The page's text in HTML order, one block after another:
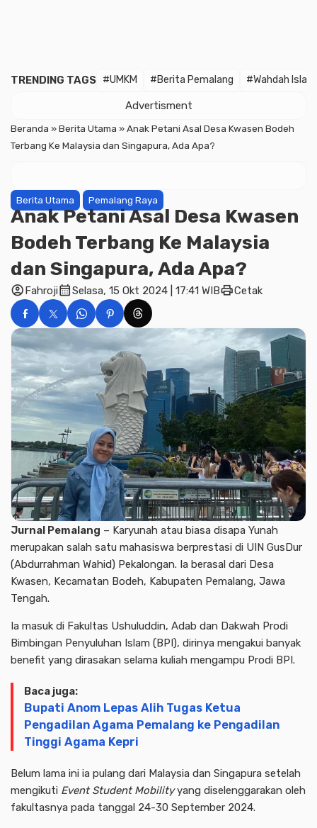
TRENDING TAGS #UMKM #Berita Pemalang #Wahdah
Advertisment
Beranda »Berita Utama »Anak Petani Asal Desa Kwasen Bodeh
Terbang Ke Malaysia dan Singapura, Ada Apa?
Berita Utama Pemalang Raya
Anak Petani Asal Desa Kwasen
Bodeh Terbang Ke Malaysia
dan Singapura, Ada Apa?
account_circleFahrojicalendar_monthSelasa, 15 Okt 2024 | 17:41 WIBprintCetak
Jurnal Pemalang – Karyunah atau biasa disapa Yunah
merupakan salah satu mahasiswa berprestasi di UIN GusDur
(Abdurrahman Wahid) Pekalongan. Ia berasal dari Desa
Kwasen, Kecamatan Bodeh, Kabupaten Pemalang, Jawa
Tengah.
Ia masuk di Fakultas Ushuluddin, Adab dan Dakwah Prodi
Bimbingan Penyuluhan Islam (BPI), dirinya mengakui banyak
benefit yang dirasakan selama kuliah mengampu Prodi BPI.
Baca juga:
Bupati Anom Lepas Alih Tugas Ketua
Pengadilan Agama Pemalang ke Pengadilan
Tinggi Agama Kepri
Belum lama ini ia pulang dari Malaysia dan Singapura setelah
mengikuti Event Student Mobilityyang diselenggarakan oleh
fakultasnya pada tanggal 24-30 September 2024.